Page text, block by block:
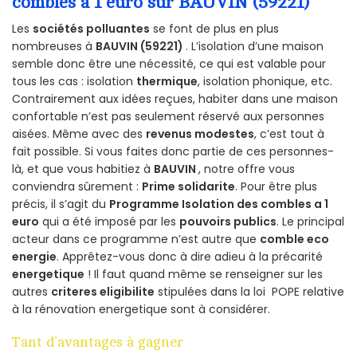
Les sociétés polluantes se font de plus en plus
nombreuses à BAUVIN (59221) . L’isolation d’une maison
semble donc être une nécessité, ce qui est valable pour
tous les cas : isolation thermique, isolation phonique, etc.
Contrairement aux idées reçues, habiter dans une maison
confortable n’est pas seulement réservé aux personnes
aisées. Même avec des revenus modestes, c’est tout à
fait possible. Si vous faites donc partie de ces personnes-
là, et que vous habitiez à BAUVIN , notre offre vous
conviendra sûrement : Prime solidarite. Pour être plus
précis, il s’agit du Programme Isolation des combles a 1
euro qui a été imposé par les pouvoirs publics. Le principal
acteur dans ce programme n’est autre que comble eco
energie. Apprêtez-vous donc à dire adieu à la précarité
energetique ! Il faut quand même se renseigner sur les
autres criteres eligibilite stipulées dans la loi POPE relative
à la rénovation energetique sont à considérer.
Tant d’avantages à gagner